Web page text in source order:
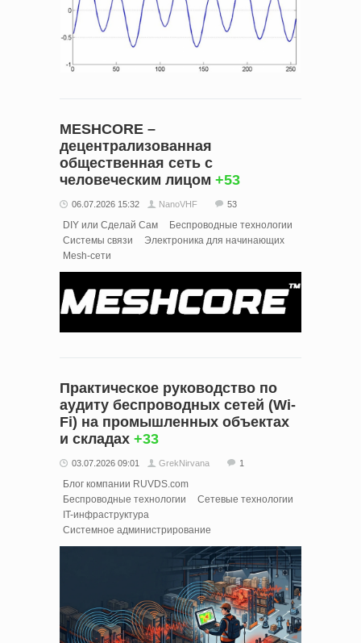
MESHCORE –
децентрализованная
общественная сеть с
человеческим лицом +53
06.07.2026 15:32 NanoVHF 53
DIY или Сделай Сам
Беспроводные технологии
Системы связи
Электроника для начинающих
Mesh-сети
Практическое руководство по
аудиту беспроводных сетей (Wi-
Fi) на промышленных объектах
и складах +33
03.07.2026 09:01 GrekNirvana 1
Блог компании RUVDS.com
Беспроводные технологии
Сетевые технологии
IT-инфраструктура
Системное администрирование